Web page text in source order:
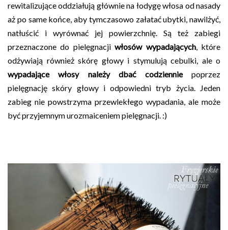
rewitalizujące oddziałują głównie na łodygę włosa od nasady
aż po same końce, aby tymczasowo załatać ubytki, nawilżyć,
natłuścić i wyrównać jej powierzchnię. Są też zabiegi
przeznaczone do pielęgnacjiwłosów wypadających, które
odżywiają również skórę głowy i stymulują cebulki, ale o
wypadające włosy należy dbać codzienniepoprzez
pielęgnację skóry głowy i odpowiedni tryb życia. Jeden
zabieg nie powstrzyma przewlekłego wypadania, ale może
być przyjemnym urozmaiceniem pielęgnacji. :)